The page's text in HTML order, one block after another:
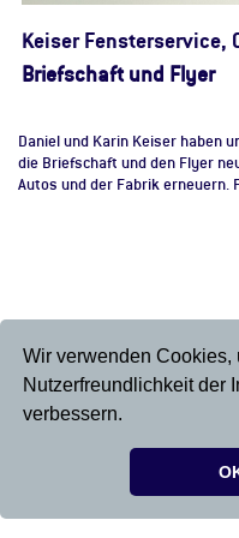
Wir verwenden Cookies,
Nutzerfreundlichkeit der
verbessern.
Keiser Fensterservice,
Briefschaft und Flyer
Daniel und Karin Keiser haben
die Briefschaft und den Flyer
Autos und der Fabrik erneuern.